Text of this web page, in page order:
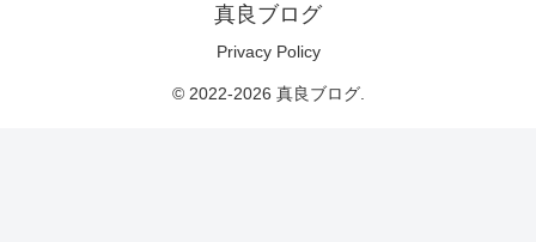
真良ブログ
Privacy Policy
© 2022-2026 真良ブログ.